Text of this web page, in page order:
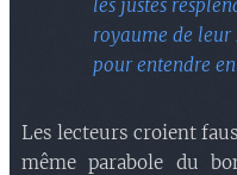
les justes
royaume de leur
pour entendre
Les lecteurs croient
même parabole du